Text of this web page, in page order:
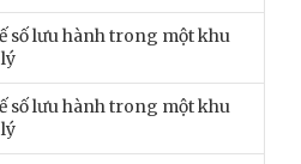
số lưu hành trong một khu
số lưu hành trong một khu